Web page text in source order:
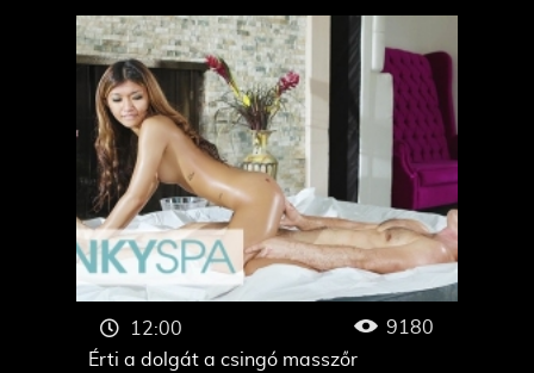
Érti a dolgát a csingó masszőr
12:00 9180